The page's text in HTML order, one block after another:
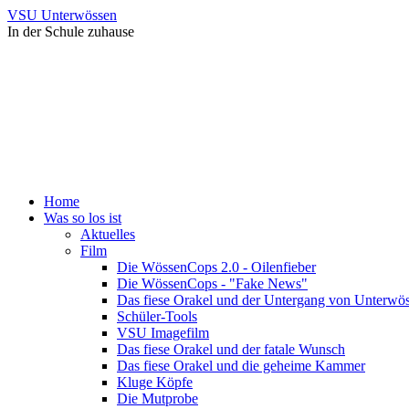
VSU Unterwössen
In der Schule zuhause
Home
Was so los ist
Aktuelles
Film
Die WössenCops 2.0 - Oilenfieber
Die WössenCops - "Fake News"
Das fiese Orakel und der Untergang von
Schüler-Tools
VSU Imagefilm
Das fiese Orakel und der fatale Wunsch
Das fiese Orakel und die geheime Kammer
Kluge Köpfe
Die Mutprobe